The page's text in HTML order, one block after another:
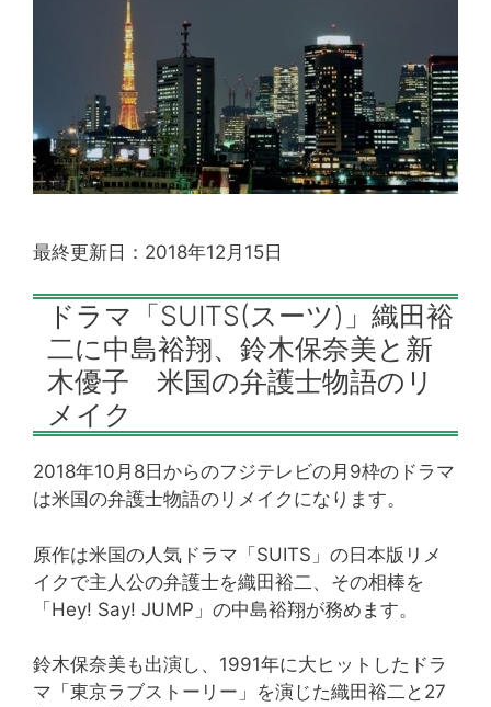
最終更新日：2018年12月15日
ドラマ「SUITS(スーツ)」織田裕
二に中島裕翔、鈴木保奈美と新
木優子 米国の弁護士物語のリ
メイク
2018年10月8日からのフジテレビの月9枠のドラマ
は米国の弁護士物語のリメイクになります。
原作は米国の人気ドラマ「SUITS」の日本版リメ
イクで主人公の弁護士を織田裕二、その相棒を
「Hey! Say! JUMP」の中島裕翔が務めます。
鈴木保奈美も出演し、1991年に大ヒットしたドラ
マ「東京ラブストーリー」を演じた織田裕二と27